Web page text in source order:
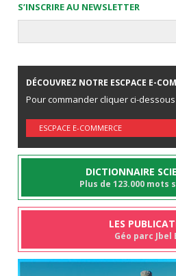
S’INSCRIRE AU NEWSLETTER
DÉCOUVREZ NOTRE ESCPACE E-
Pour commander cliquer ci-dessous
ESCPACE E-COMMERCE
DICTIONNAIRE
Plus de 123.000 mots
LES
Géo parc Jbel